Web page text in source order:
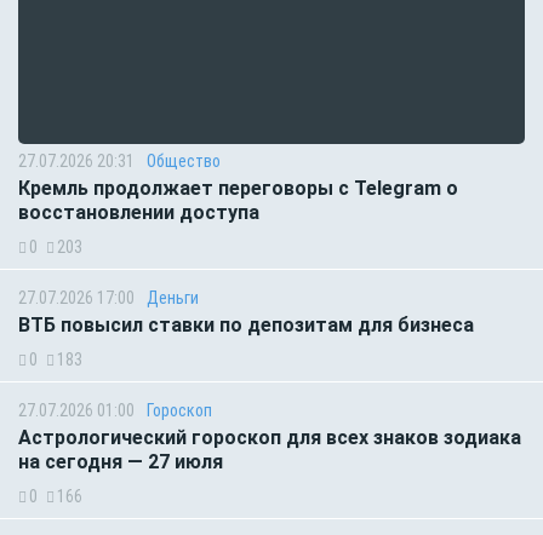
27.07.2026 20:31 Общество
Кремль продолжает переговоры с Telegram о
восстановлении доступа
0 203
27.07.2026 17:00 Деньги
ВТБ повысил ставки по депозитам для бизнеса
0 183
27.07.2026 01:00 Гороскоп
Астрологический гороскоп для всех знаков зодиака
на сегодня — 27 июля
0 166